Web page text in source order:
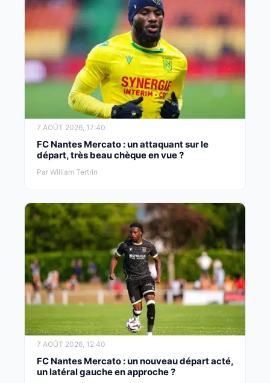
7 AOÛT 2026, 17:40
FC Nantes Mercato : un attaquant sur le
départ, très beau chèque en vue ?
Par William Tertrin
7 AOÛT 2026, 12:40
FC Nantes Mercato : un nouveau départ acté,
un latéral gauche en approche ?